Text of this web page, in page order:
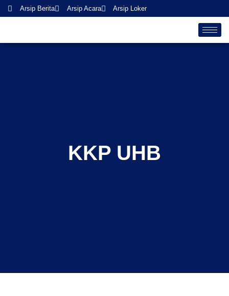
Skip
to
Arsip Berita Arsip Acara Arsip Loker
KKP UHB